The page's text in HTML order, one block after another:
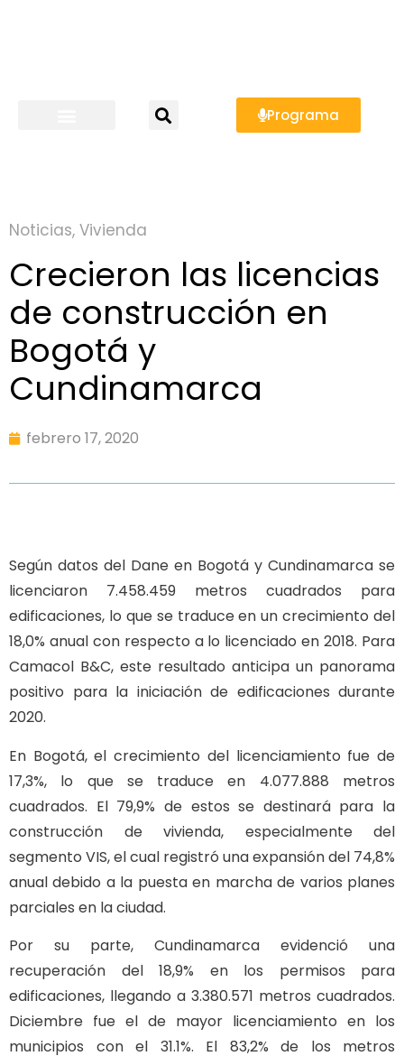
Programa
Noticias, Vivienda
Crecieron las licencias
de construcción en
Bogotá y
Cundinamarca
febrero 17, 2020
Según datos del Dane en Bogotá y Cundinamarca se
licenciaron 7.458.459 metros cuadrados para
edificaciones, lo que se traduce en un crecimiento del
18,0% anual con respecto a lo licenciado en 2018. Para
Camacol B&C, este resultado anticipa un panorama
positivo para la iniciación de edificaciones durante
2020.
En Bogotá, el crecimiento del licenciamiento fue de
17,3%, lo que se traduce en 4.077.888 metros
cuadrados. El 79,9% de estos se destinará para la
construcción de vivienda, especialmente del
segmento VIS, el cual registró una expansión del 74,8%
anual debido a la puesta en marcha de varios planes
parciales en la ciudad.
Por su parte, Cundinamarca evidenció una
recuperación del 18,9% en los permisos para
edificaciones, llegando a 3.380.571 metros cuadrados.
Diciembre fue el de mayor licenciamiento en los
municipios con el 31.1%. El 83,2% de los metros